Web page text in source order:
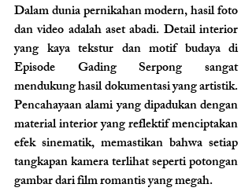
Dalam dunia pernikahan modern, hasil foto
dan video adalah aset abadi. Detail interior
yang kaya tekstur dan motif budaya di
Episode Gading Serpong sangat
mendukung hasil dokumentasi yang artistik.
Pencahayaan alami yang dipadukan dengan
material interior yang reflektif menciptakan
efek sinematik, memastikan bahwa setiap
tangkapan kamera terlihat seperti potongan
gambar dari film romantis yang megah.